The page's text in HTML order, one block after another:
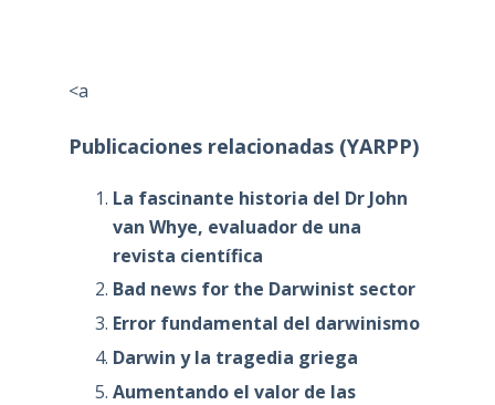
<a
Publicaciones relacionadas (YARPP)
La fascinante historia del Dr John
van Whye, evaluador de una
revista científica
Bad news for the Darwinist sector
Error fundamental del darwinismo
Darwin y la tragedia griega
Aumentando el valor de las